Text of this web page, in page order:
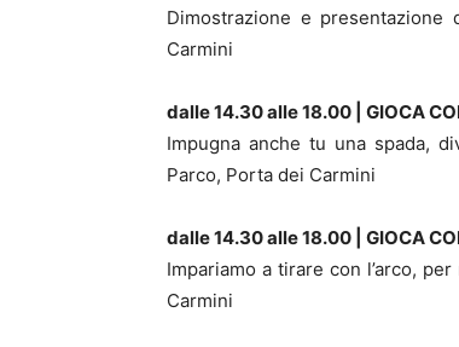
Dimostrazione e presentazione
Carmini
dalle 14.30 alle 18.00 | GIOCA
Impugna anche tu una spada,
Parco, Porta dei Carmini
dalle 14.30 alle 18.00 | GIOCA
Impariamo a tirare con l’arco,
Carmini